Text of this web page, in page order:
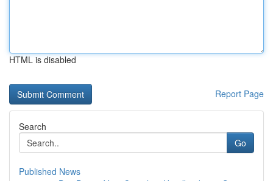
HTML is disabled
Report Page
Search
Go
Published News